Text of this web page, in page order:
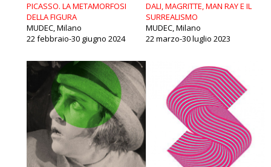
PICASSO. LA METAMORFOSI
DELLA FIGURA
MUDEC, Milano
22 febbraio-30 giugno 2024
DALI, MAGRITTE, MAN RAY E IL
SURREALISMO
MUDEC, Milano
22 marzo-30 luglio 2023